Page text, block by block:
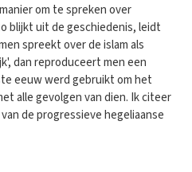
om te spreken over
blijkt uit de geschiedenis, leidt
spreekt over de islam als
dan reproduceert men een
eeuw werd gebruikt om het
alle gevolgen van dien. Ik citeer
van de progressieve hegeliaanse